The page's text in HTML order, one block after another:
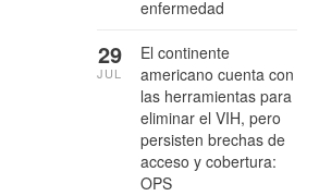
enfermedad
El continente
americano cuenta con
las herramientas para
eliminar el VIH, pero
persisten brechas de
acceso y cobertura:
OPS
29
JUL